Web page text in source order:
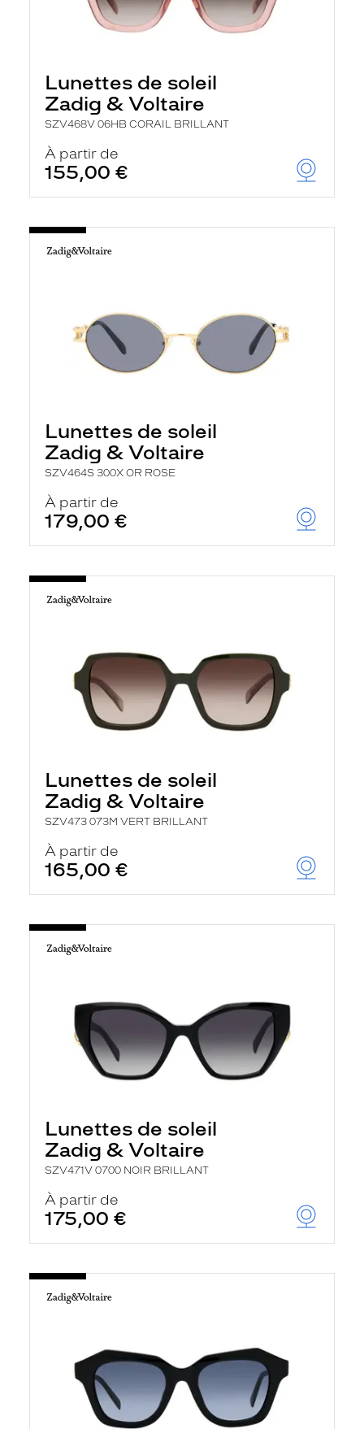
Lunettes de soleil
Zadig & Voltaire
SZV468V 06HB CORAIL BRILLANT
À partir de
155,00 €
Lunettes de soleil
Zadig & Voltaire
SZV464S 300X OR ROSE
À partir de
179,00 €
Lunettes de soleil
Zadig & Voltaire
SZV473 073M VERT BRILLANT
À partir de
165,00 €
Lunettes de soleil
Zadig & Voltaire
SZV471V 0700 NOIR BRILLANT
À partir de
175,00 €